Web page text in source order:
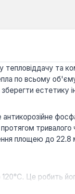
та
по всьому
естетику
антикорозійне
тривалого
площею до
Це робить